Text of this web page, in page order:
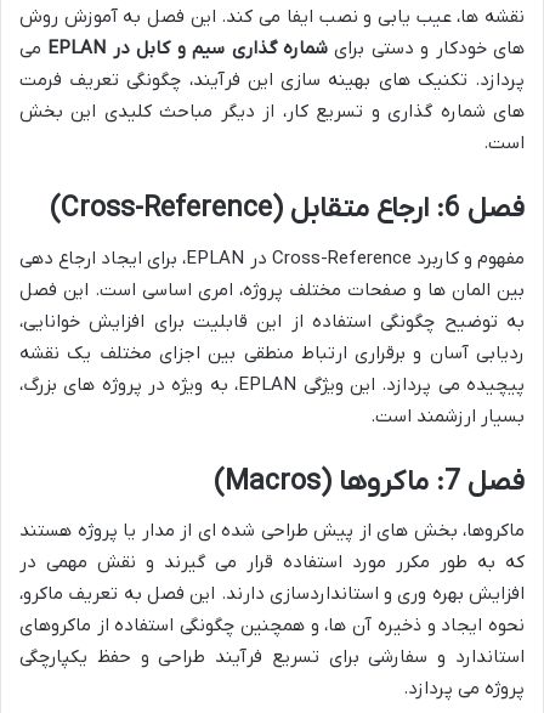
نقشه ها، عیب یابی و نصب ایفا می کند. این فصل به آموزش روش
های خودکار و دستی برایشماره گذاری سیم و کابل در EPLAN
می
پردازد. تکنیک های بهینه سازی این فرآیند، چگونگی تعریف فرمت
های شماره گذاری و تسریع کار، از دیگر مباحث کلیدی این بخش
است.
فصل 6: ارجاع متقابل (Cross-Reference)
مفهوم و کاربرد Cross-Reference در EPLAN، برای ایجاد ارجاع دهی
بین المان ها و صفحات مختلف پروژه، امری اساسی است. این فصل
به توضیح چگونگی استفاده از این قابلیت برای افزایش خوانایی،
ردیابی آسان و برقراری ارتباط منطقی بین اجزای مختلف یک نقشه
پیچیده می پردازد. این ویژگی EPLAN، به ویژه در پروژه های بزرگ،
بسیار ارزشمند است.
فصل 7: ماکروها (Macros)
ماکروها، بخش های از پیش طراحی شده ای از مدار یا پروژه هستند
که به طور مکرر مورد استفاده قرار می گیرند و نقش مهمی در
افزایش بهره وری و استانداردسازی دارند. این فصل به تعریف ماکرو،
نحوه ایجاد و ذخیره آن ها، و همچنین چگونگی استفاده از ماکروهای
استاندارد و سفارشی برای تسریع فرآیند طراحی و حفظ یکپارچگی
پروژه می پردازد.